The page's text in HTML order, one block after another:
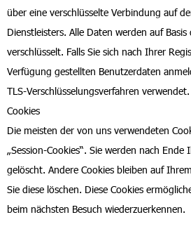
über eine verschlüsselte Verbindung auf
Dienstleisters. Alle Daten werden auf Basis
verschlüsselt. Falls Sie sich nach Ihrer
Verfügung gestellten Benutzerdaten
TLS-Verschlüsselungsverfahren verwendet.
Cookies
Die meisten der von uns verwendeten
„Session-Cookies“. Sie werden nach Ende
gelöscht. Andere Cookies bleiben auf
Sie diese löschen. Diese Cookies
beim nächsten Besuch wiederzuerkennen.